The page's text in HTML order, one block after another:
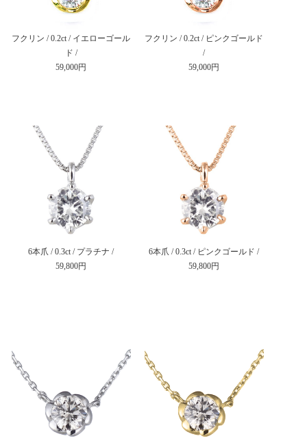
6本爪 / 0.3ct / プラチナ /
59,800円
6本爪 / 0.3ct / ピンクゴールド /
59,800円
フクリン / 0.2ct / イエローゴール
ド /
59,000円
フクリン / 0.2ct / ピンクゴールド
/
59,000円